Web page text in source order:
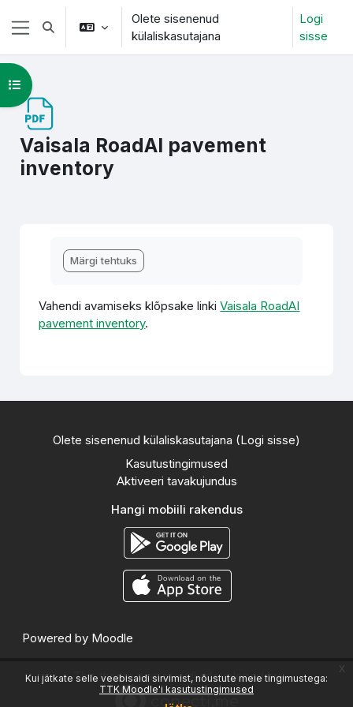
Jäta vahele peasisuni
Kui jätkate selle veebisaidi sirvimist, nõustute meie tingimustega:
TTK Moodle'i kasutustingimused
x
Küljepaneel
Lülitab otsingu sisendi
Olete sisenenud
külaliskasutajana
Logi
sisse
Vaisala RoadAI pavement
inventory
Ava kursuse sisukord
Märgi tehtuks
Vahendi avamiseks klõpsake linkiVaisala RoadAI
pavement inventory.
Olete sisenenud külaliskasutajana (Logi sisse)
Kasutustingimused
Aktiveeri tavakujundus
Hangi mobiili rakendus
Powered by Moodle
This theme was proudly developed by